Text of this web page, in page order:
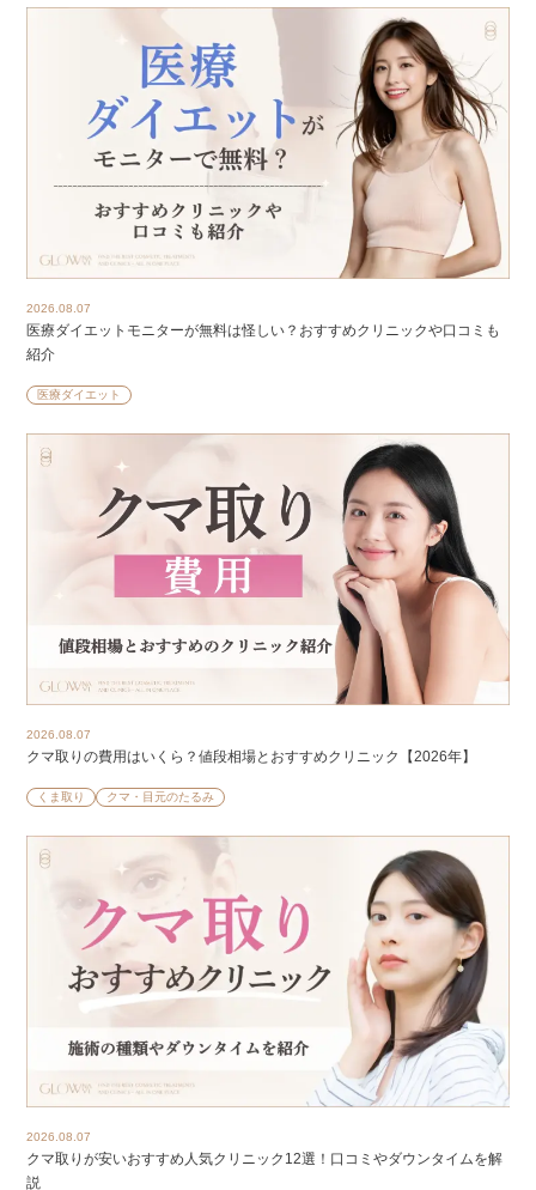
2026.08.07
医療ダイエットモニターが無料は怪しい？おすすめクリニックや口コミも
紹介
医療ダイエット
2026.08.07
クマ取りの費用はいくら？値段相場とおすすめクリニック【2026年】
くま取り クマ・目元のたるみ
2026.08.07
クマ取りが安いおすすめ人気クリニック12選！口コミやダウンタイムを解
説